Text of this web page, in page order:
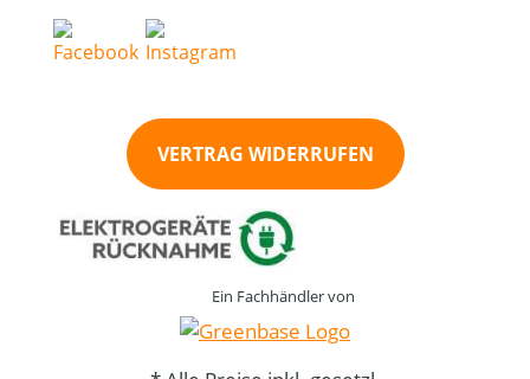
VERTRAG WIDERRUFEN
Ein Fachhändler von